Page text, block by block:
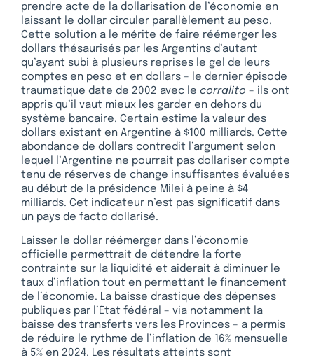
prendre acte de la dollarisation de l’économie en
laissant le dollar circuler parallèlement au peso.
Cette solution a le mérite de faire réémerger les
dollars thésaurisés par les Argentins d’autant
qu’ayant subi à plusieurs reprises le gel de leurs
comptes en peso et en dollars – le dernier épisode
traumatique date de 2002 avec le corralito – ils ont
appris qu’il vaut mieux les garder en dehors du
système bancaire. Certain estime la valeur des
dollars existant en Argentine à $100 milliards. Cette
abondance de dollars contredit l’argument selon
lequel l’Argentine ne pourrait pas dollariser compte
tenu de réserves de change insuffisantes évaluées
au début de la présidence Milei à peine à $4
milliards. Cet indicateur n’est pas significatif dans
un pays de facto dollarisé.
Laisser le dollar réémerger dans l’économie
officielle permettrait de détendre la forte
contrainte sur la liquidité et aiderait à diminuer le
taux d’inflation tout en permettant le financement
de l’économie. La baisse drastique des dépenses
publiques par l’État fédéral – via notamment la
baisse des transferts vers les Provinces – a permis
de réduire le rythme de l’inflation de 16% mensuelle
à 5% en 2024. Les résultats atteints sont